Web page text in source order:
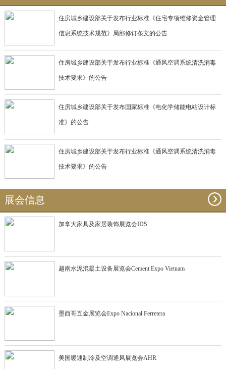
住房城乡建设部关于发布行业标准《住宅专项维修资金管理
信息系统技术规范》局部修订条文的公告
住房城乡建设部关于发布行业标准《通风空调系统清洗消毒
技术要求》的公告
住房城乡建设部关于发布国家标准《电化学储能电站设计标
准》的公告
住房城乡建设部关于发布行业标准《通风空调系统清洗消毒
技术要求》的公告
展会信息
加拿大家具及家居装饰展览会IDS
越南水泥混凝土设备展览会Cement Expo Vietnam
墨西哥五金展览会Expo Nacional Ferretera
美国暖通制冷及空调通风展览会AHR